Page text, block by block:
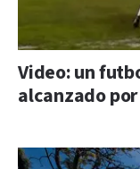
Video: un
alcanzado